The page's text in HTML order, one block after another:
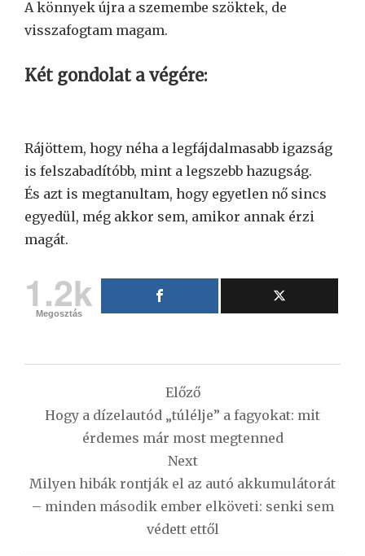
A könnyek újra a szemembe szöktek, de
visszafogtam magam.
Két gondolat a végére:
Rájöttem, hogy néha a legfájdalmasabb igazság
is felszabadítóbb, mint a legszebb hazugság.
És azt is megtanultam, hogy egyetlen nő sincs
egyedül, még akkor sem, amikor annak érzi
magát.
1.2k
Megosztás
navigáció
Előző
Hogy a dízelautód „túlélje” a fagyokat: mit
érdemes már most megtenned
Next
Milyen hibák rontják el az autó akkumulátorát
– minden második ember elköveti: senki sem
védett ettől